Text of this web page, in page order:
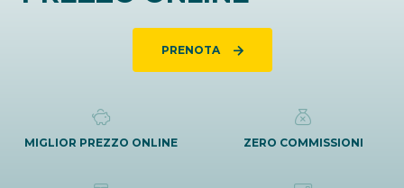
PRENOTA
MIGLIOR PREZZO ONLINE ZERO COMMISSIONI